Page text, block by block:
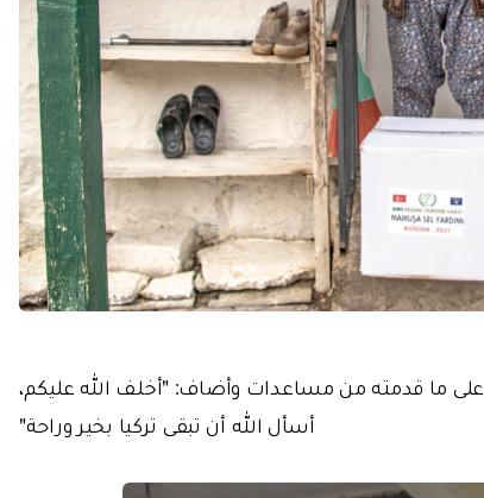
وبدورها شكر حجي مازريك أحد سكات ماموشا IHH على ما قدمته من مساعدات وأضاف: "أخلف الله عليكم،
أسأل الله أن تبقى تركيا بخير وراحة"